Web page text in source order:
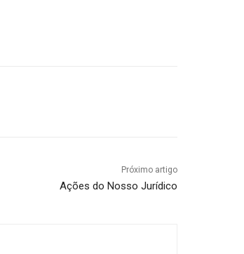
Próximo artigo
Ações do Nosso Jurídico